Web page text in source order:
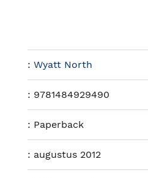
: Wyatt North
: 9781484929490
: Paperback
: augustus 2012